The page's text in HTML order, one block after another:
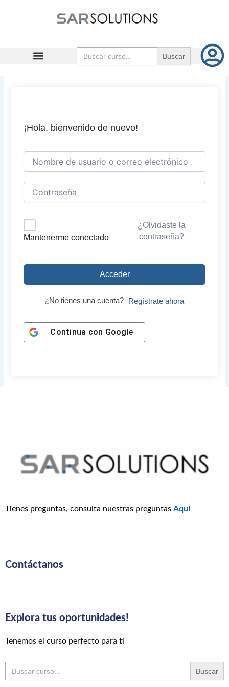
Buscar:
¡Hola, bienvenido de nuevo!
Mantenerme conectado
¿Olvidaste la
contraseña?
Acceder
¿No tienes una cuenta? Regístrate ahora
Continua con Google
Tienes preguntas, consulta nuestras preguntas Aquí
Contáctanos
Explora tus oportunidades!
Tenemos el curso perfecto para tí
Buscar: